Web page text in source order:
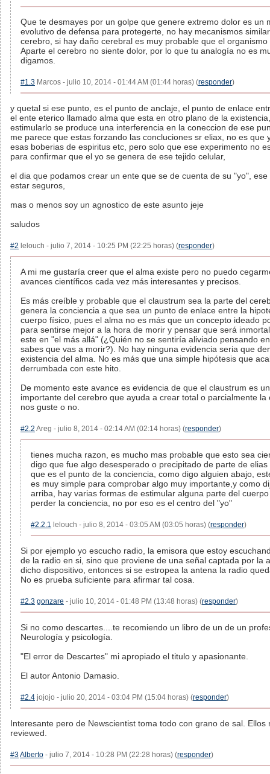
Que te desmayes por un golpe que genere extremo dolor es un
evolutivo de defensa para protegerte, no hay mecanismos
cerebro, si hay daño cerebral es muy probable que el organismo
Aparte el cerebro no siente dolor, por lo que tu analogía no es
digamos.
#1.3 Marcos - julio 10, 2014 - 01:44 AM (01:44 horas) (responder)
y quetal si ese punto, es el punto de anclaje, el punto de enlace
el ente eterico llamado alma que esta en otro plano de la
estimularlo se produce una interferencia en la coneccion de ese
me parece que estas forzando las concluciones sr eliax, no es que
esas boberias de espiritus etc, pero solo que ese experimento no
para confirmar que el yo se genera de ese tejido celular,
el dia que podamos crear un ente que se de cuenta de su "yo",
estar seguros,
mas o menos soy un agnostico de este asunto jeje
saludos
#2 lelouch - julio 7, 2014 - 10:25 PM (22:25 horas) (responder)
A mi me gustaría creer que el alma existe pero no puedo
avances científicos cada vez más interesantes y precisos.
Es más creíble y probable que el claustrum sea la parte del
genera la conciencia a que sea un punto de enlace entre la
cuerpo físico, pues el alma no es más que un concepto ideado
para sentirse mejor a la hora de morir y pensar que será
este en "el más allá" (¿Quién no se sentiría aliviado pensando
sabes que vas a morir?). No hay ninguna evidencia seria que
existencia del alma. No es más que una simple hipótesis que
derrumbada con este hito.
De momento este avance es evidencia de que el claustrum es
importante del cerebro que ayuda a crear total o parcialmente la
nos guste o no.
#2.2 Areg - julio 8, 2014 - 02:14 AM (02:14 horas) (responder)
tienes mucha razon, es mucho mas probable que esto sea
digo que fue algo desesperado o precipitado de parte de
que es el punto de la conciencia, como digo alguien abajo,
es muy simple para comprobar algo muy importante,y como
arriba, hay varias formas de estimular alguna parte del
perder la conciencia, no por eso es el centro del "yo"
#2.2.1 lelouch - julio 8, 2014 - 03:05 AM (03:05 horas) (responder)
Si por ejemplo yo escucho radio, la emisora que estoy
de la radio en si, sino que proviene de una señal captada por la
dicho dispositivo, entonces si se estropea la antena la radio
No es prueba suficiente para afirmar tal cosa.
#2.3 gonzare - julio 10, 2014 - 01:48 PM (13:48 horas) (responder)
Si no como descartes....te recomiendo un libro de un de un
Neurología y psicología.
"El error de Descartes" mi apropiado el titulo y apasionante.
El autor Antonio Damasio.
#2.4 jojojo - julio 20, 2014 - 03:04 PM (15:04 horas) (responder)
Interesante pero de Newscientist toma todo con grano de sal. Ellos
reviewed.
#3Alberto - julio 7, 2014 - 10:28 PM (22:28 horas) (responder)